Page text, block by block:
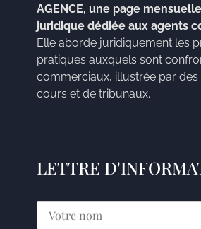
AGENCE, une page
juridique dédiée aux agents
Elle aborde juridiquement les
pratiques auxquels sont
commerciaux, illustrée par des
cours et de tribunaux.
LETTRE